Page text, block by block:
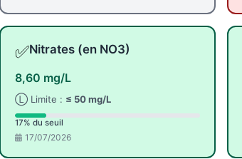
✅Nitrates (en NO3)
8,60 mg/L
Ⓛ Limite : ≤ 50 mg/L
17% du seuil
17/07/2026